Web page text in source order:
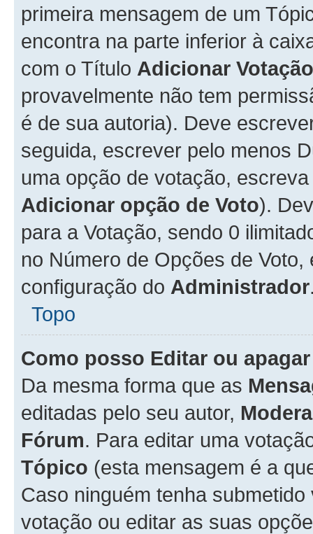
primeira mensagem de um
encontra na parte inferior à
com o Título Adicionar Votação
provavelmente não tem
é de sua autoria). Deve
seguida, escrever pelo menos
uma opção de votação,
Adicionar opção de Voto).
para a Votação, sendo 0
no Número de Opções de
configuração do Administrador
Topo
Como posso Editar ou
Da mesma forma que as
editadas pelo seu autor,
Fórum. Para editar uma
Tópico (esta mensagem é a
Caso ninguém tenha
votação ou editar as suas